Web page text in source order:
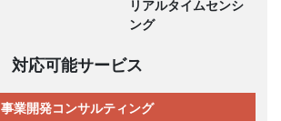
リアルタイムセンシ
ング
対応可能サービス
事業開発コンサルティング